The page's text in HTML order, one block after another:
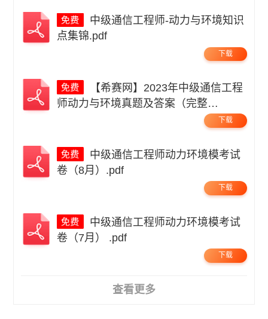
点集锦.pdf
下载
师动力与环境真题及答案（完整
下载
卷（8月）.pdf
下载
卷（7月） .pdf
下载
查看更多